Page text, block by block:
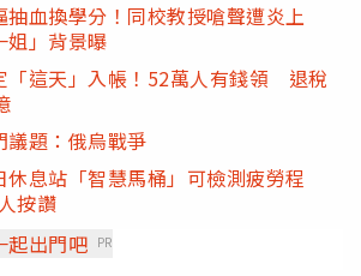
抽血換學分！同校教授嗆聲遭炎上
姐」背景曝
「這天」入帳！52萬人有錢領 退稅
議題：俄烏戰爭
休息站「智慧馬桶」可檢測疲勞程
按讚
起出門吧 PR